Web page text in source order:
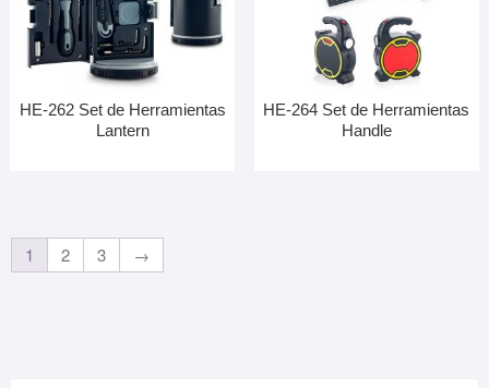
HE-262 Set de Herramientas
Lantern
HE-264 Set de Herramientas
Handle
1 2 3 →